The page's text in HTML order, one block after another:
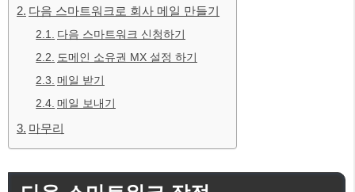
다음 스마트워크로 회사 메일 만들기
다음 스마트워크 신청하기
도메인 소유권 MX 설정 하기
메일 받기
메일 보내기
마무리